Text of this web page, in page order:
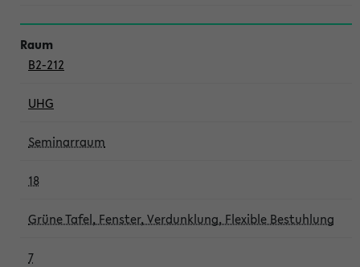
B2-212
UHG
Seminarraum
18
Grüne Tafel, Fenster, Verdunklung, Flexible Bestuhlung
7